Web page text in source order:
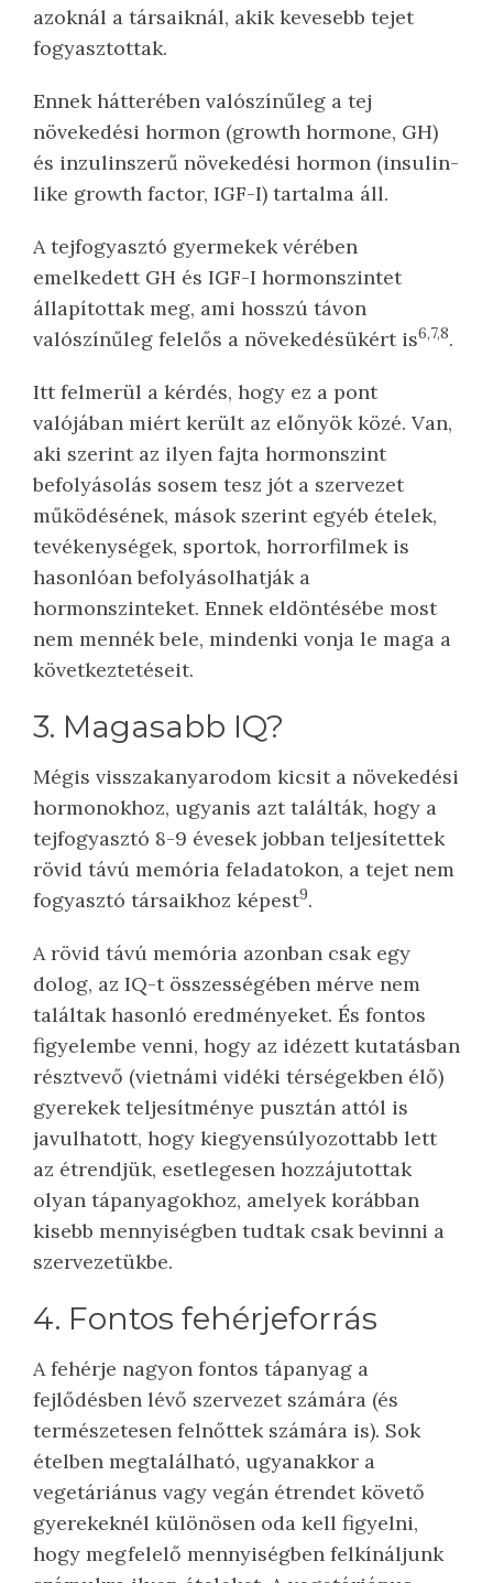
azoknál a társaiknál, akik kevesebb tejet
fogyasztottak.
Ennek hátterében valószínűleg a tej
növekedési hormon (growth hormone, GH)
és inzulinszerű növekedési hormon (insulin-
like growth factor, IGF-I) tartalma áll.
A tejfogyasztó gyermekek vérében
emelkedett GH és IGF-I hormonszintet
állapítottak meg, ami hosszú távon
valószínűleg felelős a növekedésükért is6,7,8.
Itt felmerül a kérdés, hogy ez a pont
valójában miért került az előnyök közé. Van,
aki szerint az ilyen fajta hormonszint
befolyásolás sosem tesz jót a szervezet
működésének, mások szerint egyéb ételek,
tevékenységek, sportok, horrorfilmek is
hasonlóan befolyásolhatják a
hormonszinteket. Ennek eldöntésébe most
nem mennék bele, mindenki vonja le maga a
következtetéseit.
3. Magasabb IQ?
Mégis visszakanyarodom kicsit a növekedési
hormonokhoz, ugyanis azt találták, hogy a
tejfogyasztó 8-9 évesek jobban teljesítettek
rövid távú memória feladatokon, a tejet nem
fogyasztó társaikhoz képest9.
A rövid távú memória azonban csak egy
dolog, az IQ-t összességében mérve nem
találtak hasonló eredményeket. És fontos
figyelembe venni, hogy az idézett kutatásban
résztvevő (vietnámi vidéki térségekben élő)
gyerekek teljesítménye pusztán attól is
javulhatott, hogy kiegyensúlyozottabb lett
az étrendjük, esetlegesen hozzájutottak
olyan tápanyagokhoz, amelyek korábban
kisebb mennyiségben tudtak csak bevinni a
szervezetükbe.
4. Fontos fehérjeforrás
A fehérje nagyon fontos tápanyag a
fejlődésben lévő szervezet számára (és
természetesen felnőttek számára is). Sok
ételben megtalálható, ugyanakkor a
vegetáriánus vagy vegán étrendet követő
gyerekeknél különösen oda kell figyelni,
hogy megfelelő mennyiségben felkínáljunk